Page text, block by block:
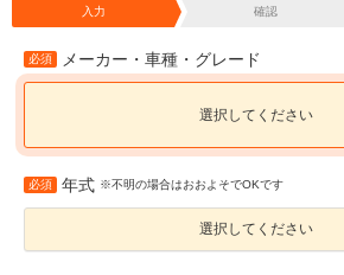
入力 確認
必須 メーカー・車種・グレード
選択してください
必須 年式 ※不明の場合はおおよそでOKです
選択してください